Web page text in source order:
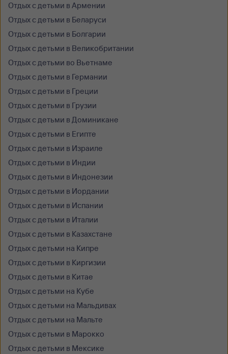
Отдых с детьми в Армении
Отдых с детьми в Беларуси
Отдых с детьми в Болгарии
Отдых с детьми в Великобритании
Отдых с детьми во Вьетнаме
Отдых с детьми в Германии
Отдых с детьми в Греции
Отдых с детьми в Грузии
Отдых с детьми в Доминикане
Отдых с детьми в Египте
Отдых с детьми в Израиле
Отдых с детьми в Индии
Отдых с детьми в Индонезии
Отдых с детьми в Иордании
Отдых с детьми в Испании
Отдых с детьми в Италии
Отдых с детьми в Казахстане
Отдых с детьми на Кипре
Отдых с детьми в Киргизии
Отдых с детьми в Китае
Отдых с детьми на Кубе
Отдых с детьми на Мальдивах
Отдых с детьми на Мальте
Отдых с детьми в Марокко
Отдых с детьми в Мексике